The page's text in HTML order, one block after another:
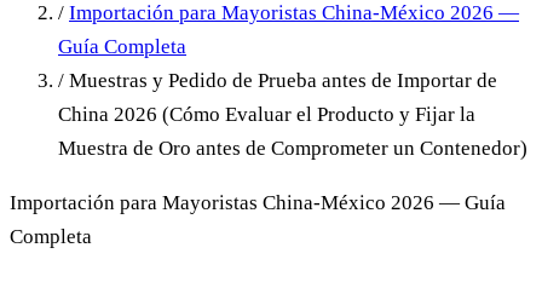
/ Importación para Mayoristas China-México 2026 —
Guía Completa
/ Muestras y Pedido de Prueba antes de Importar de
China 2026 (Cómo Evaluar el Producto y Fijar la
Muestra de Oro antes de Comprometer un Contenedor)
Importación para Mayoristas China-México 2026 — Guía
Completa